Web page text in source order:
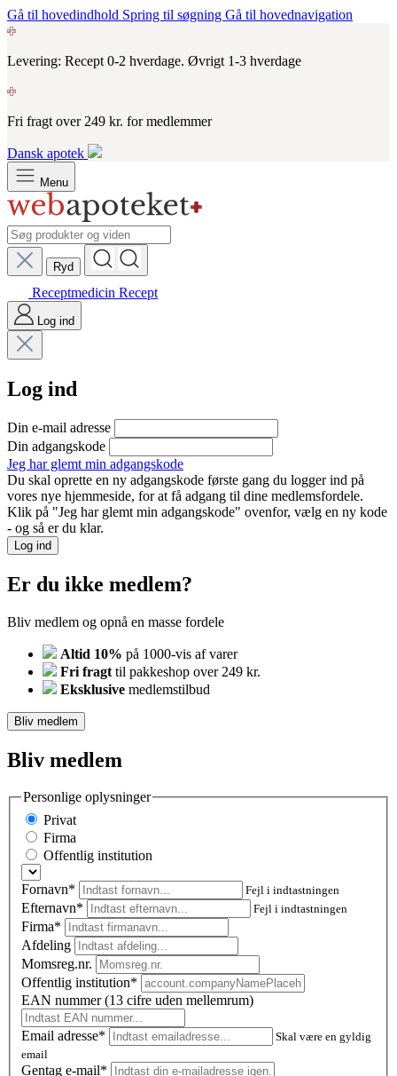
Gå til hovedindhold Spring til søgning Gå til hovednavigation
Levering: Recept 0-2 hverdage. Øvrigt 1-3 hverdage
Fri fragt over 249 kr. for medlemmer
Dansk apotek
Menu
Ryd
Receptmedicin Recept
Log ind
Log ind
Din e-mail adresse
Din adgangskode
Jeg har glemt min adgangskode
Du skal oprette en ny adgangskode første gang du logger ind på
vores nye hjemmeside, for at få adgang til dine medlemsfordele.
Klik på "Jeg har glemt min adgangskode" ovenfor, vælg en ny kode
- og så er du klar.
Log ind
Er du ikke medlem?
Bliv medlem og opnå en masse fordele
Altid 10% på 1000-vis af varer
Fri fragt til pakkeshop over 249 kr.
Eksklusive medlemstilbud
Bliv medlem
Bliv medlem
Personlige oplysninger
Privat
Firma
Offentlig institution
Fornavn* Fejl i indtastningen
Efternavn* Fejl i indtastningen
Firma*
Afdeling
Momsreg.nr.
Offentlig institution*
EAN nummer (13 cifre uden mellemrum)
Email adresse*
Skal være en gyldig
email
Gentag e-mail*